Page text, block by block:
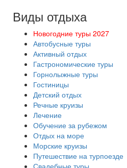
Виды отдыха
Новогодние туры 2027
Автобусные туры
Активный отдых
Гастрономические туры
Горнолыжные туры
Гостиницы
Детский отдых
Речные круизы
Лечение
Обучение за рубежом
Отдых на море
Морские круизы
Путешествие на турпоезде
Свадебные туры